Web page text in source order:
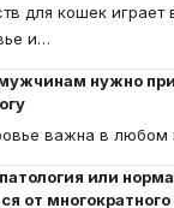
для кошек играет
и…
нужно
важна в любом
или
от